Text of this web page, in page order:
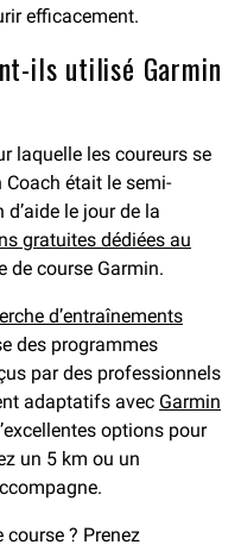
efficacement.
ils utilisé Garmin
laquelle les coureurs se
Coach était le semi-
le jour de la
gratuites dédiées au
de course Garmin.
d’entraînements
des programmes
par des professionnels
adaptatifs avec Garmin
options pour
un 5 km ou un
course ? Prenez